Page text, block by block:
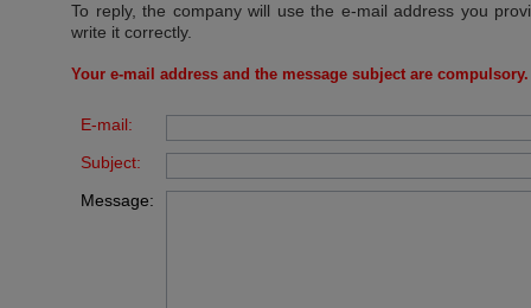
To reply, the company will use the e-mail address you
write it correctly.
Your e-mail address and the message subject are compulsory.
E-mail:
Subject:
Message: